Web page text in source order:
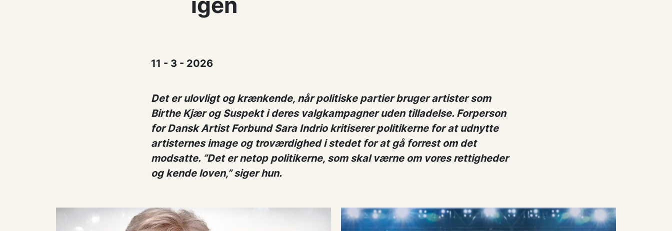
11 - 3 - 2026
Det er ulovligt og krænkende, når politiske partier bruger artister som
Birthe Kjær og Suspekt i deres valgkampagner uden tilladelse. Forperson
for Dansk Artist Forbund Sara Indrio kritiserer politikerne for at udnytte
artisternes image og troværdighed i stedet for at gå forrest om det
modsatte. ”Det er netop politikerne, som skal værne om vores rettigheder
og kende loven,” siger hun.